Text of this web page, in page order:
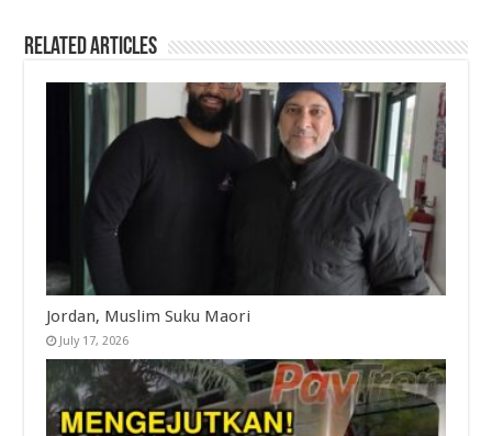
Related Articles
Jordan, Muslim Suku Maori
July 17, 2026